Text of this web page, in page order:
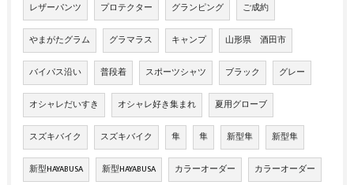
レザーパンツ プロテクター グランピング ご成約
やまがたグラム グラマラス キャンプ 山形県 酒田市
バイパス沿い 普段着 スポーツシャツ ブラック グレー
オシャレだいすき オシャレ好き集まれ 夏用グローブ
スズキバイク スズキバイク 隼 隼 新型隼 新型隼
新型HAYABUSA 新型HAYABUSA カラーオーダー カラーオーダー